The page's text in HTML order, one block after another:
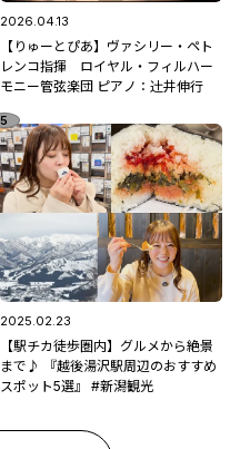
2026.04.13
【りゅーとぴあ】ヴァシリー・ペト
レンコ指揮 ロイヤル・フィルハー
モニー管弦楽団 ピアノ：辻󠄀井伸行
2025.02.23
【駅チカ徒歩圏内】グルメから絶景
まで♪ 『越後湯沢駅周辺のおすすめ
スポット5選』 #新潟観光